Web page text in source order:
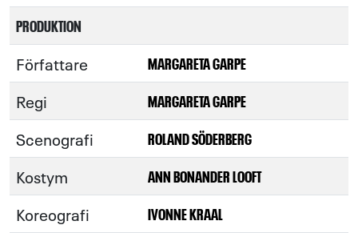
PRODUKTION
Författare MARGARETA GARPE
Regi MARGARETA GARPE
Scenografi ROLAND SÖDERBERG
Kostym ANN BONANDER LOOFT
Koreografi IVONNE KRAAL